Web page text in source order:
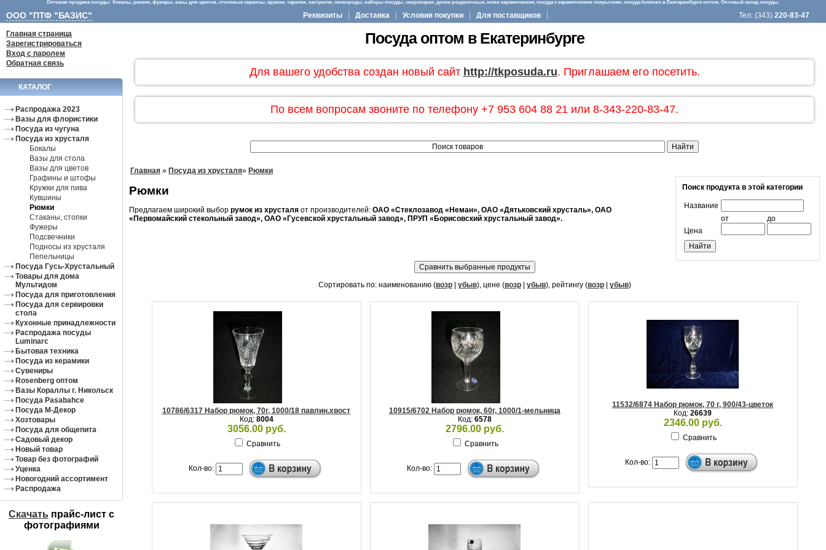
Оптовая продажа посуды: бокалы, рюмки, фужеры, вазы для цветов, столовые сервизы, кружки, тарелки, кастрюли, сковороды, наборы посуды, скороварки, доски разделочные, ножи керамические, посуда с керамическим покрытием, посуда luminarc в Екатеринбурге оптом. Оптовый склад посуды.
ООО "ПТФ "БАЗИС" Реквизиты Доставка Условия покупки Для поставщиков Тел: (343) 220-83-47
Главная страница
Зарегистрироваться
Вход с паролем
Обратная связь
КАТАЛОГ
Распродажа 2023
Вазы для флористики
Посуда из чугуна
Посуда из хрусталя
Бокалы
Вазы для стола
Вазы для цветов
Графины и штофы
Кружки для пива
Кувшины
Рюмки
Стаканы, стопки
Фужеры
Подсвечники
Подносы из хрусталя
Пепельницы
Посуда Гусь-Хрустальный
Товары для дома
Мультидом
Посуда для приготовления
Посуда для сервировки
стола
Кухонные принадлежности
Распродажа посуды
Luminarc
Бытовая техника
Посуда из керамики
Сувениры
Rosenberg оптом
Вазы Кораллы г. Никольск
Посуда Pasabahce
Посуда М-Декор
Хозтовары
Посуда для общепита
Садовый декор
Новый товар
Товар без фотографий
Уценка
Новогодний ассортимент
Распродажа
Скачать прайс-лист c
фотографиями
Посуда оптом в Екатеринбурге
Для вашего удобства создан новый сайт http://tkposuda.ru. Приглашаем его посетить.
По всем вопросам звоните по телефону +7 953 604 88 21 или 8-343-220-83-47.
Главная » Посуда из хрусталя» Рюмки
Поиск продукта в этой категории
Название
Цена
от до
Рюмки
Предлагаем широкий выбор румок из хрусталя от производителей: ОАО «Стеклозавод «Неман», ОАО «Дятьковский хрусталь», ОАО
«Первомайский стекольный завод», ОАО «Гусевской хрустальный завод», ПРУП «Борисовский хрустальный завод».
Сортировать по: наименованию (возр| убыв), цене (возр| убыв), рейтингу (возр| убыв)
10786/6317 Набор рюмок, 70г, 1000/18 павлин.хвост
Код: 8004
3056.00 руб.
Сравнить
Кол-во:
10915/6702 Набор рюмок, 60г, 1000/1-мельница
Код: 6578
2796.00 руб.
Сравнить
Кол-во:
11532/6874 Набор рюмок, 70 г, 900/43-цветок
Код: 26639
2346.00 руб.
Сравнить
Кол-во: